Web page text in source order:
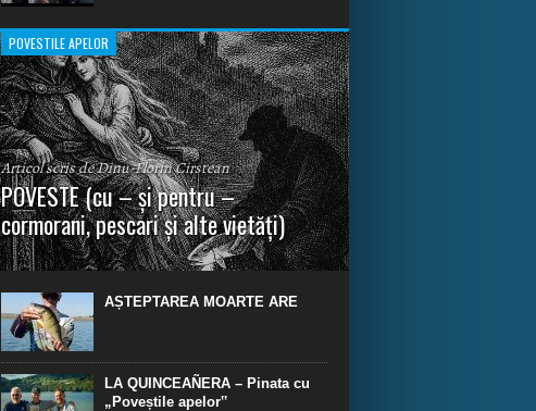
POVESTILE APELOR
Articol scris de Dinu-Florin Cirstean
POVESTE (cu – și pentru –
cormorani, pescari și alte vietăți)
”La urma urmei, cred că legendele și miturile sunt
în mare parte făcute din „adevăr”.“ R. R. Tolkien.
AȘTEPTAREA MOARTE ARE
LA QUINCEAÑERA – Pinata cu
„Poveștile apelor‟